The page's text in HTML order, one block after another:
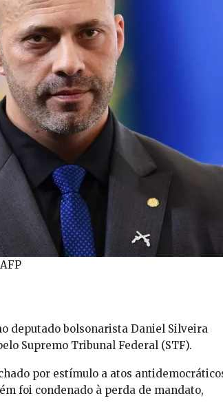
deputado bolsonarista Daniel Silveira
Supremo Tribunal Federal (STF).
por estímulo a atos
foi condenado à perda de mandato,